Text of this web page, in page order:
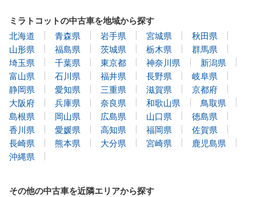
ミラトコットの中古車を地域から探す
北海道
青森県 岩手県 宮城県
秋田県
山形県
福島県 茨城県 栃木県
群馬県
埼玉県
千葉県 東京都 神奈川県
新潟県
富山県
石川県 福井県 長野県
岐阜県
静岡県
愛知県 三重県 滋賀県
京都府
大阪府
兵庫県 奈良県 和歌山県
鳥取県
島根県
岡山県 広島県 山口県
徳島県
香川県
愛媛県 高知県 福岡県
佐賀県
長崎県
熊本県 大分県 宮崎県
鹿児島県
沖縄県
その他の中古車を近隣エリアから探す